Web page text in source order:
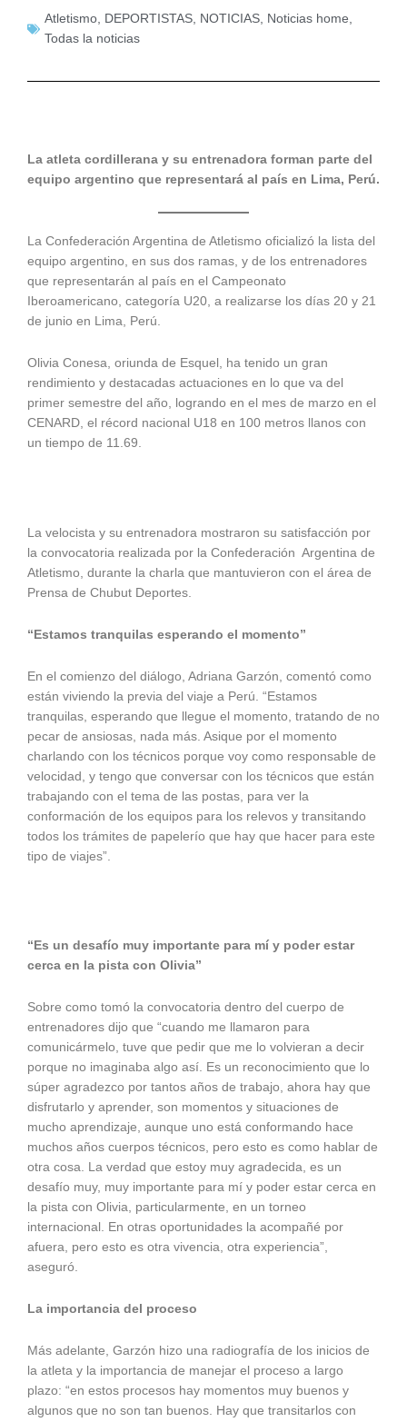
Atletismo, DEPORTISTAS, NOTICIAS, Noticias home,
Todas la noticias
La atleta cordillerana y su entrenadora forman parte del
equipo argentino que representará al país en Lima, Perú.
La Confederación Argentina de Atletismo oficializó la lista del
equipo argentino, en sus dos ramas, y de los entrenadores
que representarán al país en el Campeonato
Iberoamericano, categoría U20, a realizarse los días 20 y 21
de junio en Lima, Perú.
Olivia Conesa, oriunda de Esquel, ha tenido un gran
rendimiento y destacadas actuaciones en lo que va del
primer semestre del año, logrando en el mes de marzo en el
CENARD, el récord nacional U18 en 100 metros llanos con
un tiempo de 11.69.
La velocista y su entrenadora mostraron su satisfacción por
la convocatoria realizada por la Confederación Argentina de
Atletismo, durante la charla que mantuvieron con el área de
Prensa de Chubut Deportes.
“Estamos tranquilas esperando el momento”
En el comienzo del diálogo, Adriana Garzón, comentó como
están viviendo la previa del viaje a Perú. “Estamos
tranquilas, esperando que llegue el momento, tratando de no
pecar de ansiosas, nada más. Asique por el momento
charlando con los técnicos porque voy como responsable de
velocidad, y tengo que conversar con los técnicos que están
trabajando con el tema de las postas, para ver la
conformación de los equipos para los relevos y transitando
todos los trámites de papelerío que hay que hacer para este
tipo de viajes”.
“Es un desafío muy importante para mí y poder estar
cerca en la pista con Olivia”
Sobre como tomó la convocatoria dentro del cuerpo de
entrenadores dijo que “cuando me llamaron para
comunicármelo, tuve que pedir que me lo volvieran a decir
porque no imaginaba algo así. Es un reconocimiento que lo
súper agradezco por tantos años de trabajo, ahora hay que
disfrutarlo y aprender, son momentos y situaciones de
mucho aprendizaje, aunque uno está conformando hace
muchos años cuerpos técnicos, pero esto es como hablar de
otra cosa. La verdad que estoy muy agradecida, es un
desafío muy, muy importante para mí y poder estar cerca en
la pista con Olivia, particularmente, en un torneo
internacional. En otras oportunidades la acompañé por
afuera, pero esto es otra vivencia, otra experiencia”,
aseguró.
La importancia del proceso
Más adelante, Garzón hizo una radiografía de los inicios de
la atleta y la importancia de manejar el proceso a largo
plazo: “en estos procesos hay momentos muy buenos y
algunos que no son tan buenos. Hay que transitarlos con